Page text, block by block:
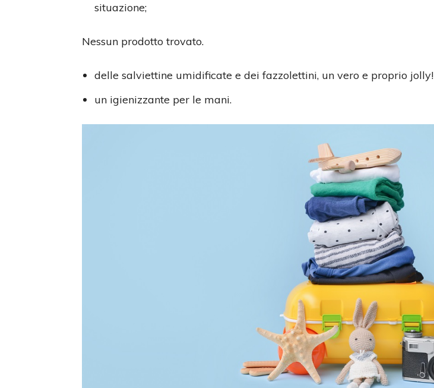
situazione;
Nessun prodotto trovato.
delle salviettine umidificate e dei fazzolettini, un vero e proprio jolly!
un igienizzante per le mani.